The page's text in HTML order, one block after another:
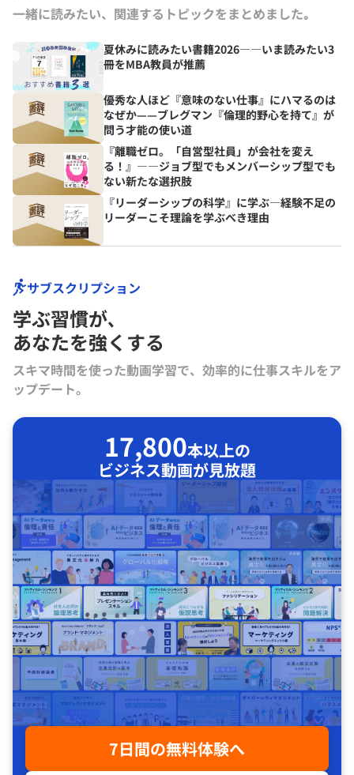
一緒に読みたい、関連するトピックをまとめました｡
夏休みに読みたい書籍2026――いま読みたい3
冊をMBA教員が推薦
優秀な人ほど『意味のない仕事』にハマるのは
なぜか——ブレグマン『倫理的野心を持て』が
問う才能の使い道
『離職ゼロ。「自営型社員」が会社を変え
る！』――ジョブ型でもメンバーシップ型でも
ない新たな選択肢
『リーダーシップの科学』に学ぶ―経験不足の
リーダーこそ理論を学ぶべき理由
サブスクリプション
学ぶ習慣が､
あなたを強くする
スキマ時間を使った動画学習で、効率的に仕事スキルをア
ップデート。
17,800本以上の
ビジネス動画が見放題
7日間の無料体験へ